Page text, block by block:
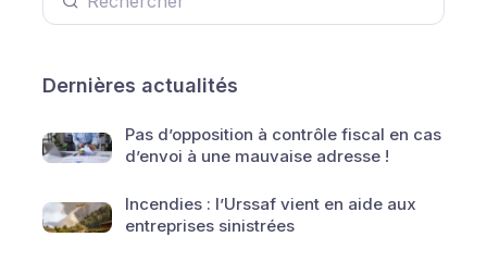
Dernières actualités
Pas d’opposition à contrôle fiscal en cas
d’envoi à une mauvaise adresse !
Incendies : l’Urssaf vient en aide aux
entreprises sinistrées